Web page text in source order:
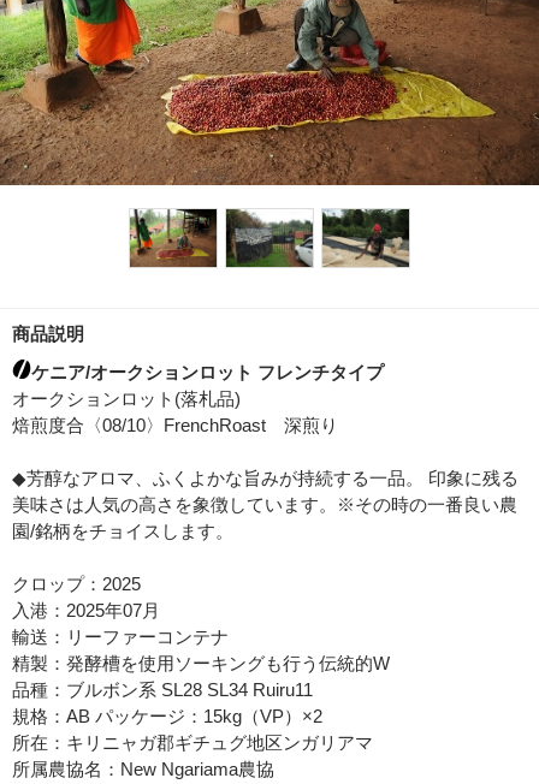
商品説明
ケニア/オークションロット フレンチタイプ
オークションロット(落札品)
焙煎度合〈08/10〉FrenchRoast 深煎り
◆芳醇なアロマ、ふくよかな旨みが持続する一品。 印象に残る
美味さは人気の高さを象徴しています。※その時の一番良い農
園/銘柄をチョイスします。
クロップ：2025
入港：2025年07月
輸送：リーファーコンテナ
精製：発酵槽を使用ソーキングも行う伝統的W
品種：ブルボン系 SL28 SL34 Ruiru11
規格：AB パッケージ：15kg（VP）×2
所在：キリニャガ郡ギチュグ地区ンガリアマ
所属農協名：New Ngariama農協